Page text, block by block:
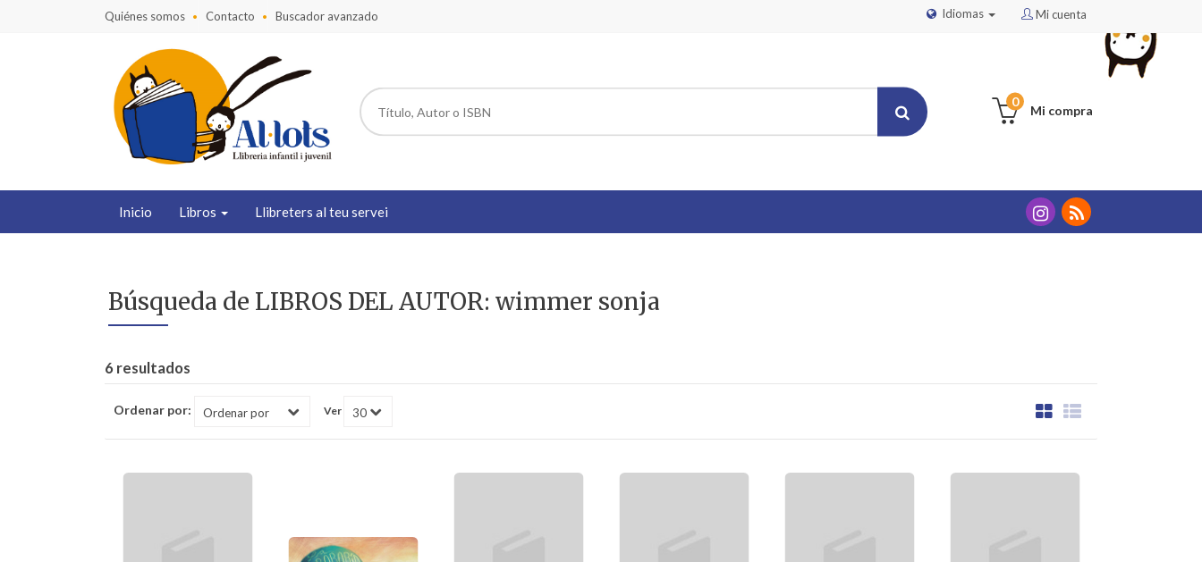
Mi cuenta
Idiomas
Quiénes somos Contacto Buscador avanzado
Mi compra
0
Inicio Libros Llibreters al teu servei
Búsqueda de LIBROS DEL AUTOR: wimmer sonja
6 resultados
Ordenar por: Ver